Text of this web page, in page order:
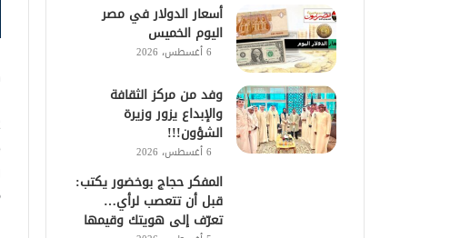
أسعار الدولار في مصر
اليوم الخميس
6 أغسطس، 2026
وفد من مركز الثقافة
والإبداع يزور وزيرة
الشؤون!!!
6 أغسطس، 2026
المفكر حجاج بوخضور يكتب:
قبل أن تتعصب لرأي…
تعرّف إلى هويتك وقيمها